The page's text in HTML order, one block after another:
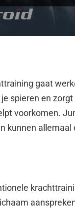
gaat
spieren en
voorkomen.
kunnen allemaal